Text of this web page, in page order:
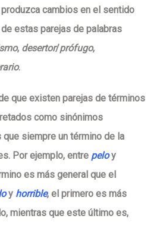
cambios en el sentido
estas parejas de palabras
, desertor/prófugo,
.
que existen parejas de términos
como sinónimos
siempre un término de la
Por ejemplo, entre peloy
es más general que el
y horrible, el primero es más
mientras que este último es,